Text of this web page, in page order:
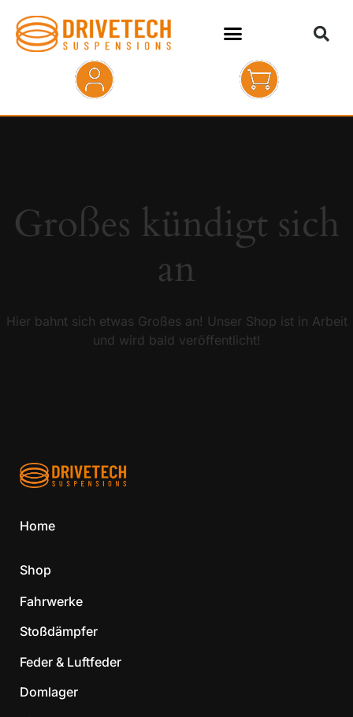
KONTAKT
Großes kündigt sich
an
Hier bahnt sich etwas Großes an! Unser Shop ist in Arbeit
und wird bald veröffentlicht!
Home
Shop
Fahrwerke
Stoßdämpfer
Feder & Luftfeder
Domlager